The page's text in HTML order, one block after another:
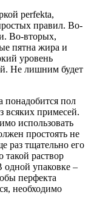
perfekta,
правил. Во-
Во-вторых,
пятна жира и
уровень
Не лишним будет
понадобится пол
всяких примесей.
использовать
простоять не
раз тщательно его
такой раствор
одной упаковке –
перфекта
необходимо